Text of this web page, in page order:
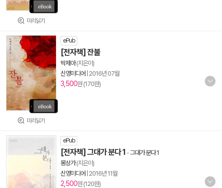
미리읽기
미리읽기
ePub
[전자책] 잔불
박제아(지은이)
신영미디어 2016년 07월
3,500원 (170원)
ePub
[전자책] 그대가 분다 1 -그대가 분다 1
몽상가(지은이)
신영미디어 2016년 11월
2,500원 (120원)